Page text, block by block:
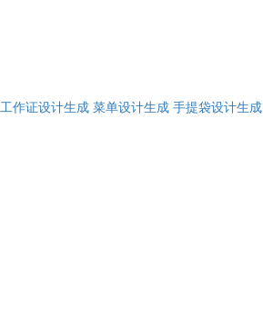
工作证设计生成 菜单设计生成 手提袋设计生成